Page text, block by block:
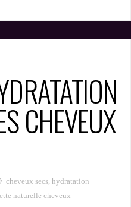
CHEVEUX
cheveux secs hydratation
naturelle cheveux